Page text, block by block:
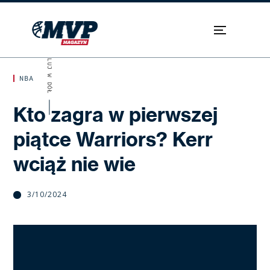
NBA
Kto zagra w pierwszej
piątce Warriors? Kerr
wciąż nie wie
3/10/2024
SKROLUJ W DÓŁ